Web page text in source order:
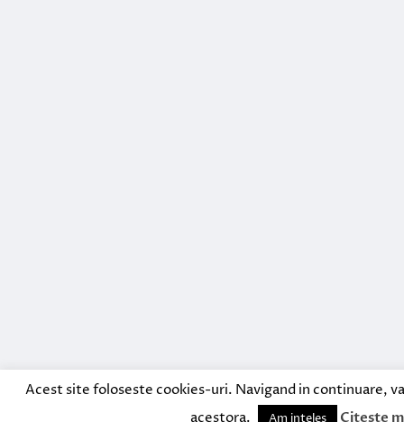
Acest site foloseste cookies-uri. Navigand in continuare,
acestora.
Am inteles Citeste